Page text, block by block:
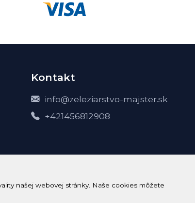
našej webovej stránky. Naše cookies môžete
Kontakt
info@zeleziarstvo-majster.sk
+421456812908